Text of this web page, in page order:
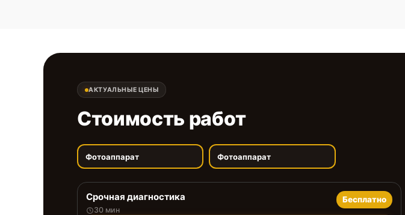
АКТУАЛЬНЫЕ ЦЕНЫ
Стоимость работ
Фотоаппарат Фотоаппарат
Срочная диагностика
30 мин
Бесплатно